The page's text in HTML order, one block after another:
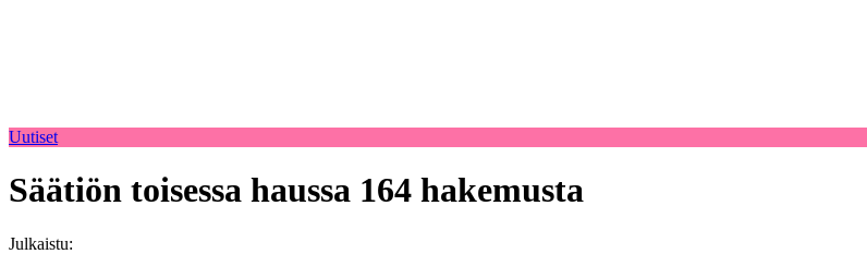
Uutiset
Säätiön toisessa haussa 164 hakemusta
Julkaistu: